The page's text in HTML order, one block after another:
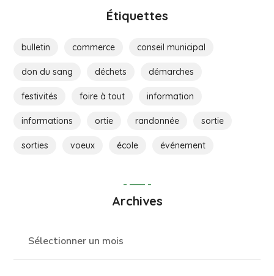
Étiquettes
bulletin commerce conseil municipal
don du sang déchets démarches
festivités foire à tout information
informations ortie randonnée sortie
sorties voeux école événement
Archives